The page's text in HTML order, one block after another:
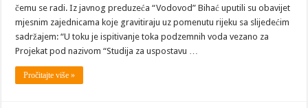
čemu se radi. Iz javnog preduzeća “Vodovod” Bihać uputili su obavijet
mjesnim zajednicama koje gravitiraju uz pomenutu rijeku sa slijedećim
sadržajem: “U toku je ispitivanje toka podzemnih voda vezano za
Projekat pod nazivom “Studija za uspostavu …
Pročitajte više »